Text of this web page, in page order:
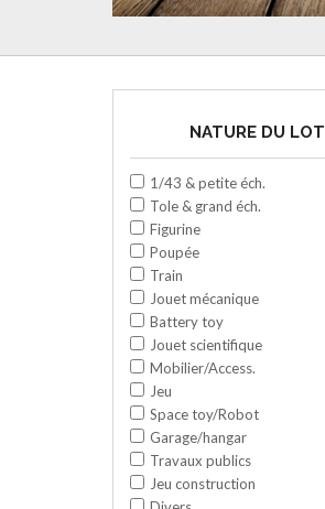
NATURE DU LOT
1/43 & petite éch.
Tole & grand éch.
Figurine
Poupée
Train
Jouet mécanique
Battery toy
Jouet scientifique
Mobilier/Access.
Jeu
Space toy/Robot
Garage/hangar
Travaux publics
Jeu construction